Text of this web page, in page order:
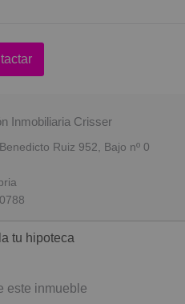
Inmobiliaria Crisser
Ruiz 952, Bajo nº 0
tu hipoteca
este inmueble